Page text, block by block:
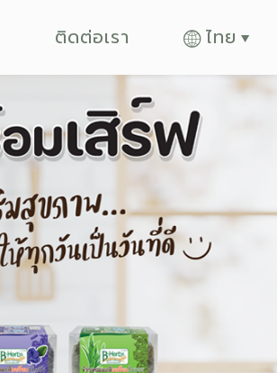
ติดต่อเรา ไทย